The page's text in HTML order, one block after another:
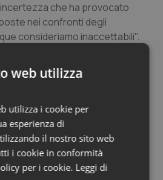
& Testa Collo
che ha provocato
nei confronti degli
consideriamo inaccettabili".
web utilizza
utilizza i cookie per
esperienza di
il nostro sito web
i cookie in conformità
per i cookie. Leggi di